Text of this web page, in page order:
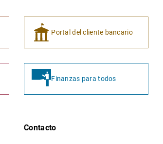
Portal del cliente bancario
Finanzas para todos
Contacto